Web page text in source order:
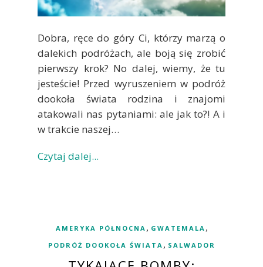
Dobra, ręce do góry Ci, którzy marzą o
dalekich podróżach, ale boją się zrobić
pierwszy krok? No dalej, wiemy, że tu
jesteście! Przed wyruszeniem w podróż
dookoła świata rodzina i znajomi
atakowali nas pytaniami: ale jak to?! A i
w trakcie naszej…
Czytaj dalej...
AMERYKA PÓŁNOCNA , GWATEMALA ,
PODRÓŻ DOOKOŁA ŚWIATA , SALWADOR